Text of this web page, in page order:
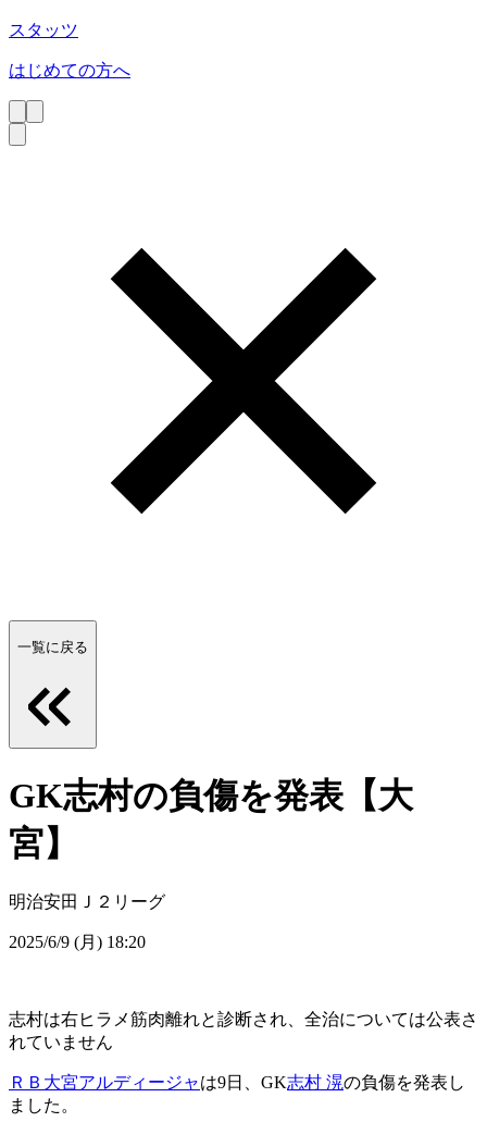
スタッツ
はじめての方へ
一覧に戻る
GK志村の負傷を発表【大
宮】
明治安田Ｊ２リーグ
2025/6/9 (月) 18:20
志村は右ヒラメ筋肉離れと診断され、全治については公表さ
れていません
ＲＢ大宮アルディージャは9日、GK志村 滉の負傷を発表し
ました。